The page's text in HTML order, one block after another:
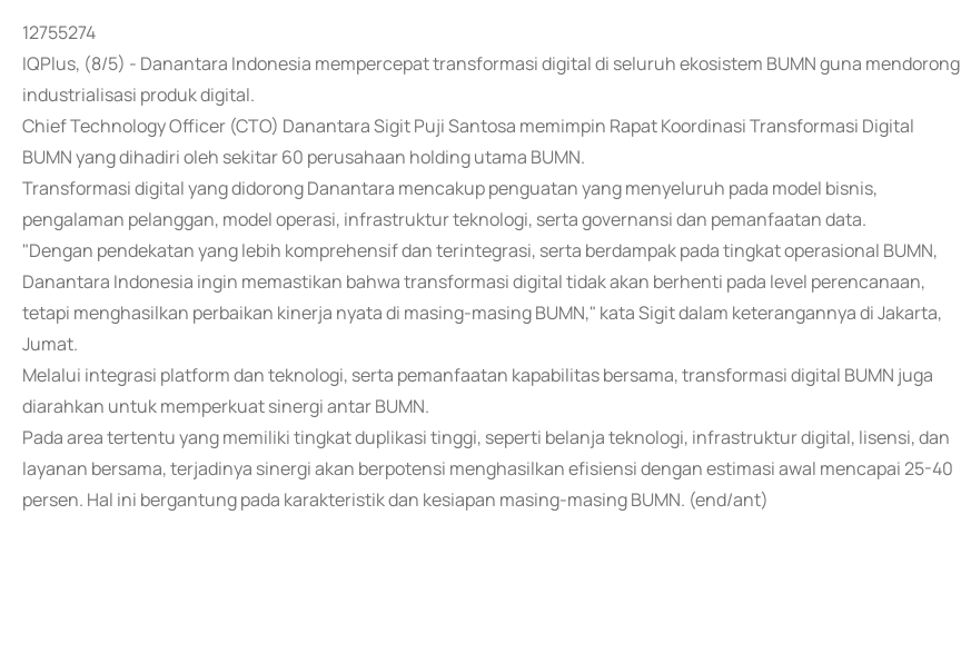
12755274
IQPlus, (8/5) - Danantara Indonesia mempercepat transformasi digital di seluruh ekosistem BUMN guna mendorong
industrialisasi produk digital.
Chief Technology Officer (CTO) Danantara Sigit Puji Santosa memimpin Rapat Koordinasi Transformasi Digital
BUMN yang dihadiri oleh sekitar 60 perusahaan holding utama BUMN.
Transformasi digital yang didorong Danantara mencakup penguatan yang menyeluruh pada model bisnis,
pengalaman pelanggan, model operasi, infrastruktur teknologi, serta governansi dan pemanfaatan data.
"Dengan pendekatan yang lebih komprehensif dan terintegrasi, serta berdampak pada tingkat operasional BUMN,
Danantara Indonesia ingin memastikan bahwa transformasi digital tidak akan berhenti pada level perencanaan,
tetapi menghasilkan perbaikan kinerja nyata di masing-masing BUMN," kata Sigit dalam keterangannya di Jakarta,
Jumat.
Melalui integrasi platform dan teknologi, serta pemanfaatan kapabilitas bersama, transformasi digital BUMN juga
diarahkan untuk memperkuat sinergi antar BUMN.
Pada area tertentu yang memiliki tingkat duplikasi tinggi, seperti belanja teknologi, infrastruktur digital, lisensi, dan
layanan bersama, terjadinya sinergi akan berpotensi menghasilkan efisiensi dengan estimasi awal mencapai 25-40
persen. Hal ini bergantung pada karakteristik dan kesiapan masing-masing BUMN. (end/ant)